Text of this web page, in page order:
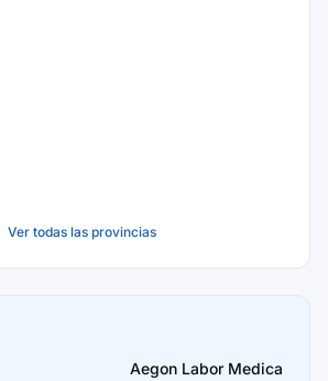
Ver todas las provincias
Aegon Labor Medica